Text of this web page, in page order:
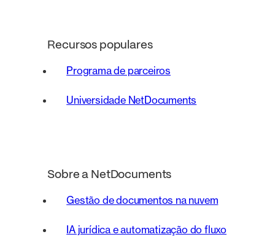
Recursos populares
Programa de parceiros
Universidade NetDocuments
Sobre a NetDocuments
Gestão de documentos na nuvem
IA jurídica e automatização do fluxo